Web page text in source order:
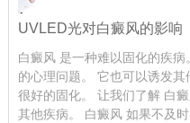
UVLED光对白癜风的影响
白癜风 是一种难以固化的疾
的心理问题。 它也可以诱发
很好的固化。 让我们了解 白
其他疾病。 白癜风 如果不及